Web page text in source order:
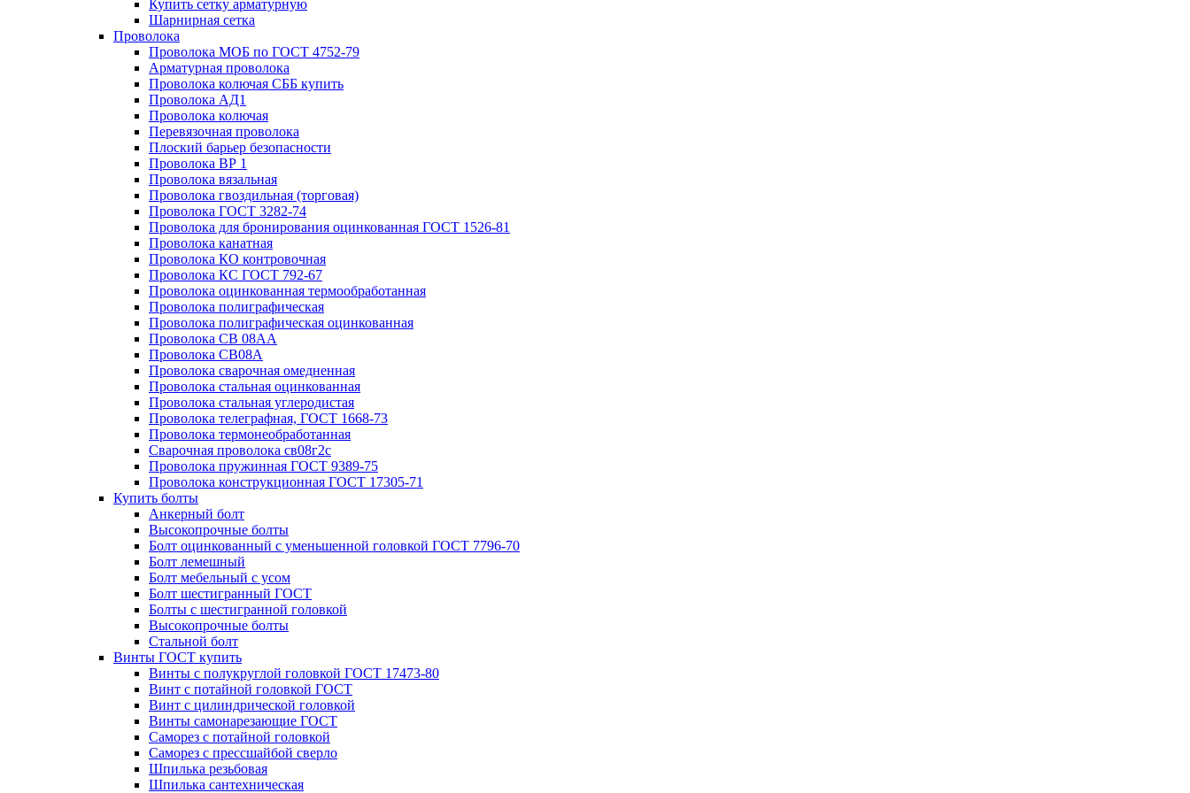
Купить сетку арматурную
Шарнирная сетка
Проволока
Проволока МОБ по ГОСТ 4752-79
Арматурная проволока
Проволока колючая СББ купить
Проволока АД1
Проволока колючая
Перевязочная проволока
Плоский барьер безопасности
Проволока ВР 1
Проволока вязальная
Проволока гвоздильная (торговая)
Проволока ГОСТ 3282-74
Проволока для бронирования оцинкованная ГОСТ 1526-81
Проволока канатная
Проволока КО контровочная
Проволока КС ГОСТ 792-67
Проволока оцинкованная термообработанная
Проволока полиграфическая
Проволока полиграфическая оцинкованная
Проволока СВ 08АА
Проволока СВ08А
Проволока сварочная омедненная
Проволока стальная оцинкованная
Проволока стальная углеродистая
Проволока телеграфная, ГОСТ 1668-73
Проволока термонеобработанная
Сварочная проволока св08г2с
Проволока пружинная ГОСТ 9389-75
Проволока конструкционная ГОСТ 17305-71
Купить болты
Анкерный болт
Высокопрочные болты
Болт оцинкованный с уменьшенной головкой ГОСТ 7796-70
Болт лемешный
Болт мебельный с усом
Болт шестигранный ГОСТ
Болты с шестигранной головкой
Высокопрочные болты
Стальной болт
Винты ГОСТ купить
Винты с полукруглой головкой ГОСТ 17473-80
Винт с потайной головкой ГОСТ
Винт с цилиндрической головкой
Винты самонарезающие ГОСТ
Саморез с потайной головкой
Саморез с прессшайбой сверло
Шпилька резьбовая
Шпилька сантехническая